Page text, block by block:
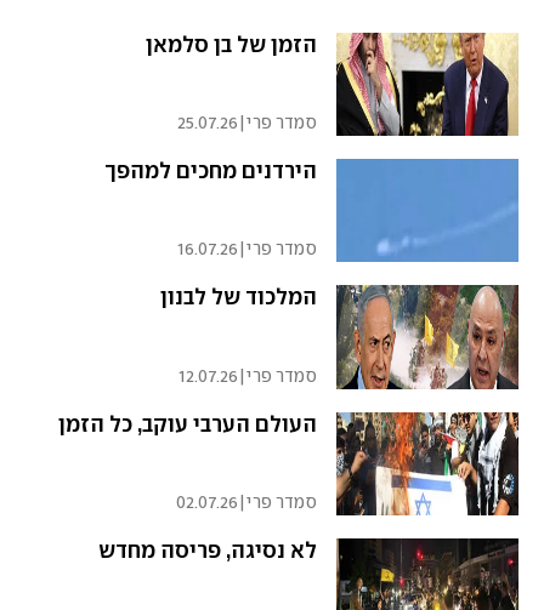
הזמן של בן סלמאן
סמדר פרי|
25.07.26
הירדנים מחכים למהפך
סמדר פרי|
16.07.26
המלכוד של לבנון
סמדר פרי|
12.07.26
העולם הערבי עוקב, כל הזמן
סמדר פרי|
02.07.26
לא נסיגה, פריסה מחדש